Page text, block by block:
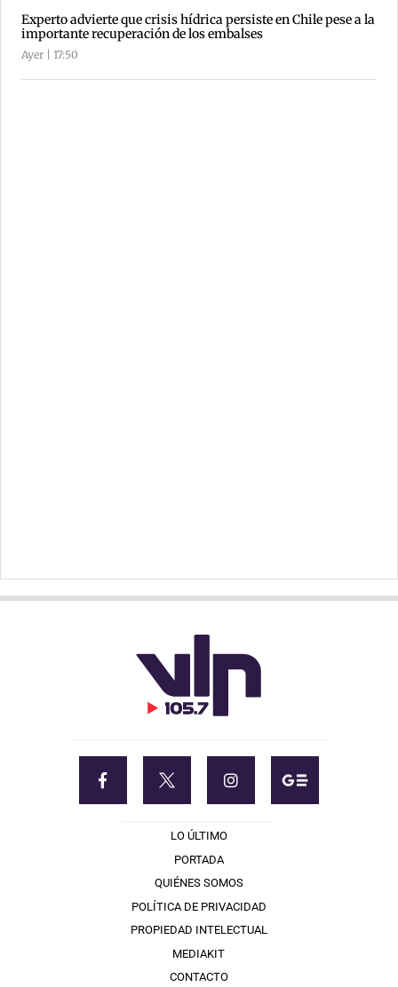
Experto advierte que crisis hídrica persiste en Chile pese a la
importante recuperación de los embalses
Ayer | 17:50
LO ÚLTIMO
PORTADA
QUIÉNES SOMOS
POLÍTICA DE PRIVACIDAD
PROPIEDAD INTELECTUAL
MEDIAKIT
CONTACTO